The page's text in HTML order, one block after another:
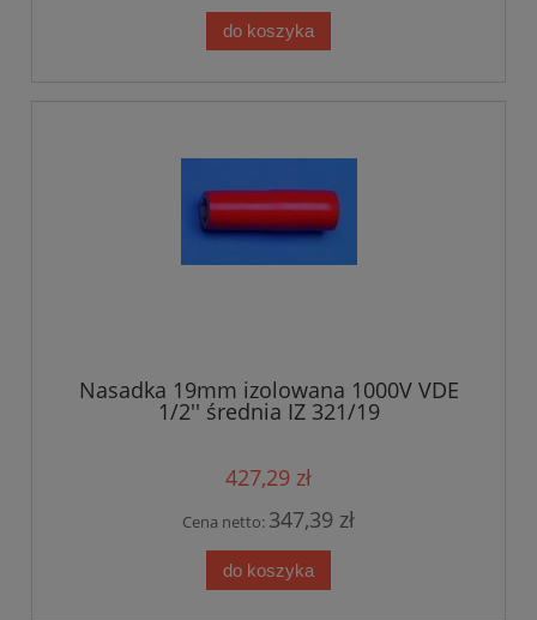
do koszyka
Nasadka 19mm izolowana 1000V VDE
1/2'' średnia IZ 321/19
427,29 zł
Cena netto: 347,39 zł
do koszyka